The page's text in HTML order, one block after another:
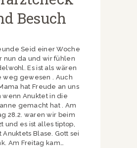
Besuch
Seid einer Woche
nun da und wir fühlen
Es ist als wären
weg gewesen . Auch
hat Freude an uns
wenn Anuktet in die
gemacht hat . Am
28.2. waren wir beim
und es ist alles tiptop,
Anuktets Blase. Gott sei
Am Freitag kam…